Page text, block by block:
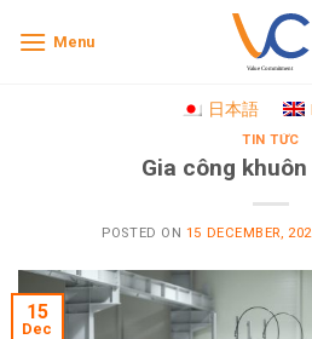
Menu
日本語
TIN TỨC
Gia công
POSTED ON 15 DECEMBER,
15
Dec